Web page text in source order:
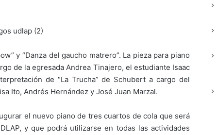
y “Danza del gaucho matrero”. La pieza para piano
de la egresada Andrea Tinajero, el estudiante Isaac
de “La Trucha” de Schubert a cargo del
Ito, Andrés Hernández y José Juan Marzal.
el nuevo piano de tres cuartos de cola que será
y que podrá utilizarse en todas las actividades